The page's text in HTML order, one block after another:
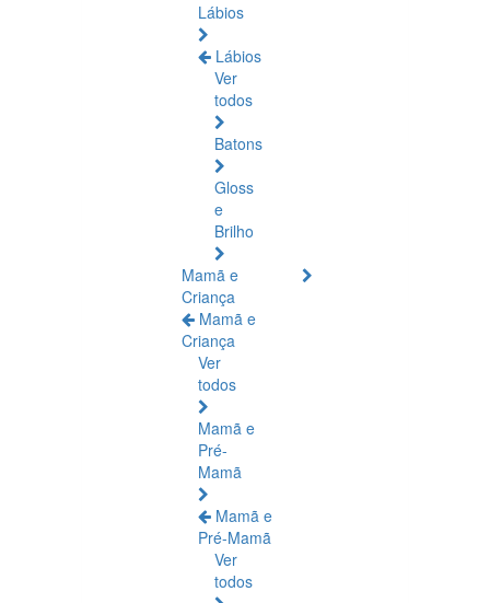
Lábios
Lábios
Ver
todos
Batons
Gloss
e
Brilho
Mamã e
Criança
Mamã e
Criança
Ver
todos
Mamã e
Pré-
Mamã
Mamã e
Pré-Mamã
Ver
todos